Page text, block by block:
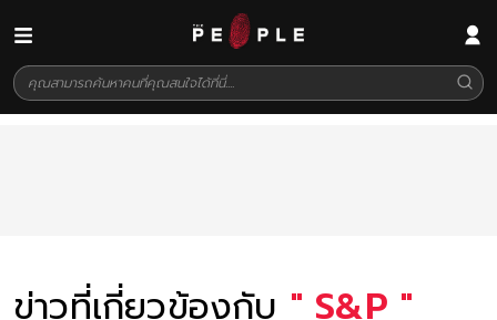
ข่าวที่เกี่ยวข้องกับ " S&P "